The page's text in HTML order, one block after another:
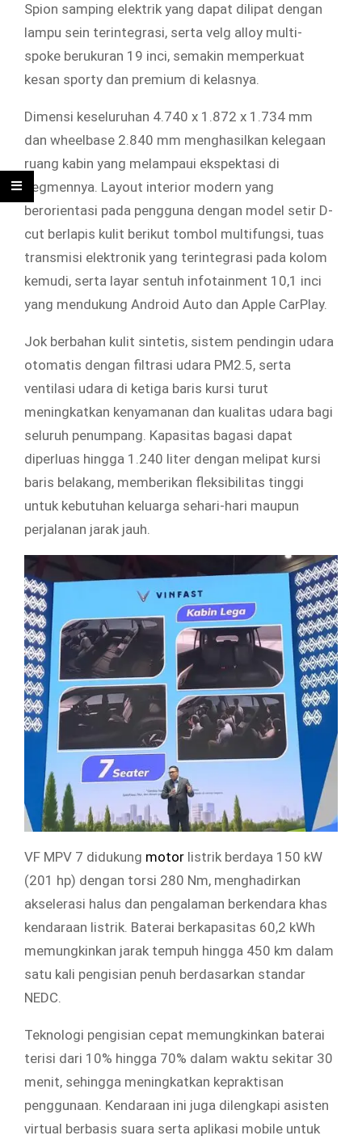
Spion samping elektrik yang dapat dilipat dengan
lampu sein terintegrasi, serta velg alloy multi-
spoke berukuran 19 inci, semakin memperkuat
kesan sporty dan premium di kelasnya.
Dimensi keseluruhan 4.740 x 1.872 x 1.734 mm
dan wheelbase 2.840 mm menghasilkan kelegaan
ruang kabin yang melampaui ekspektasi di
segmennya. Layout interior modern yang
berorientasi pada pengguna dengan model setir D-
cut berlapis kulit berikut tombol multifungsi, tuas
transmisi elektronik yang terintegrasi pada kolom
kemudi, serta layar sentuh infotainment 10,1 inci
yang mendukung Android Auto dan Apple CarPlay.
Jok berbahan kulit sintetis, sistem pendingin udara
otomatis dengan filtrasi udara PM2.5, serta
ventilasi udara di ketiga baris kursi turut
meningkatkan kenyamanan dan kualitas udara bagi
seluruh penumpang. Kapasitas bagasi dapat
diperluas hingga 1.240 liter dengan melipat kursi
baris belakang, memberikan fleksibilitas tinggi
untuk kebutuhan keluarga sehari-hari maupun
perjalanan jarak jauh.
VF MPV 7 didukung motor listrik berdaya 150 kW
(201 hp) dengan torsi 280 Nm, menghadirkan
akselerasi halus dan pengalaman berkendara khas
kendaraan listrik. Baterai berkapasitas 60,2 kWh
memungkinkan jarak tempuh hingga 450 km dalam
satu kali pengisian penuh berdasarkan standar
NEDC.
Teknologi pengisian cepat memungkinkan baterai
terisi dari 10% hingga 70% dalam waktu sekitar 30
menit, sehingga meningkatkan kepraktisan
penggunaan. Kendaraan ini juga dilengkapi asisten
virtual berbasis suara serta aplikasi mobile untuk